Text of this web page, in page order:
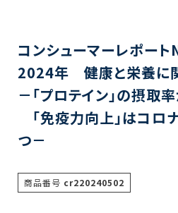
トップ
よくあるご
お問い合
コンシューマーレポー
2024年 健康と栄養に関
－「プロテイン」の摂取
「免疫力向上」はコロ
つ－
商品番号 cr220240502